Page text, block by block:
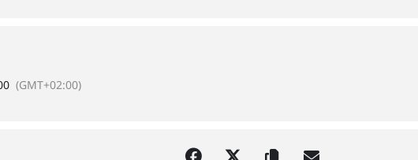
(GMT+02:00)